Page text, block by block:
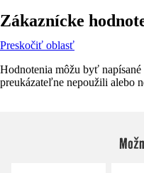
Zákaznícke
Preskočiť oblasť
Hodnotenia môžu byť
preukázateľne nepoužili alebo